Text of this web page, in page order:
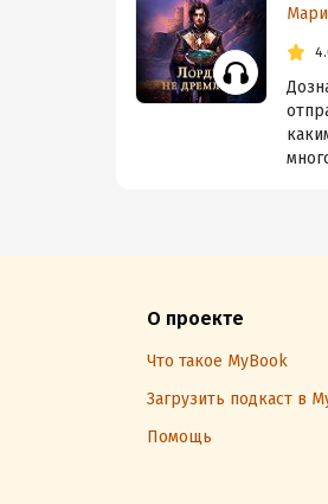
О проекте
Что такое MyBook
Загрузить подкаст в
Помощь